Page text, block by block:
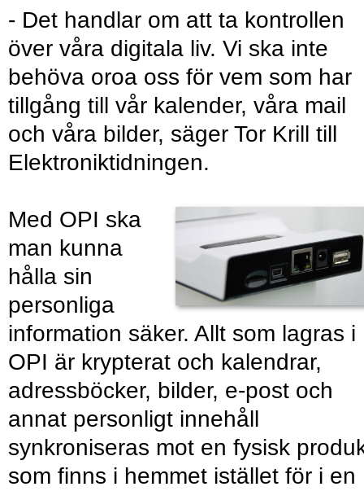
- Det handlar om att ta kontrollen
över våra digitala liv. Vi ska inte
behöva oroa oss för vem som har
tillgång till vår kalender, våra mail
och våra bilder, säger Tor Krill till
Elektroniktidningen.
Med OPI ska
man kunna
hålla sin
personliga
information säker. Allt som lagras i
OPI är krypterat och kalendrar,
adressböcker, bilder, e-post och
annat personligt innehåll
synkroniseras mot en fysisk
som finns i hemmet istället för i en